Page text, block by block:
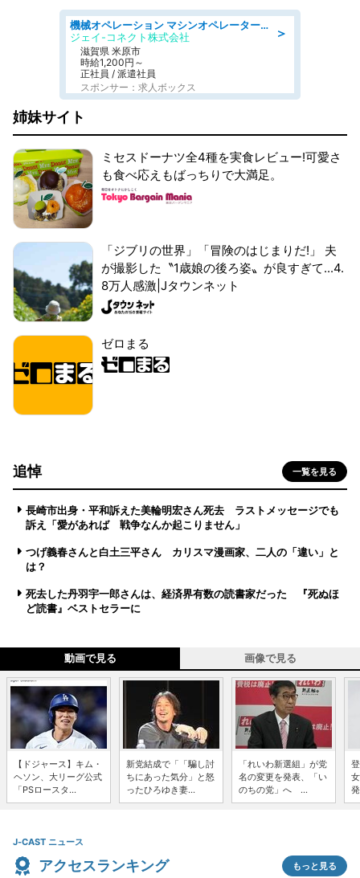
＞
機械オペレーション マシンオペレーター/皆勤手当有/未経験可
ジェイ-コネクト株式会社
滋賀県 米原市
時給1,200円～
正社員 / 派遣社員
スポンサー：求人ボックス
姉妹サイト
ミセスドーナツ全4種を実食レビュー!可愛さ
も食べ応えもばっちりで大満足。
「ジブリの世界」「冒険のはじまりだ!」 夫
が撮影した〝1歳娘の後ろ姿〟が良すぎて...4.
8万人感激|Jタウンネット
ゼロまる
追悼 一覧を見る
長崎市出身・平和訴えた美輪明宏さん死去 ラストメッセージでも
訴え「愛があれば 戦争なんか起こりません」
つげ義春さんと白土三平さん カリスマ漫画家、二人の「違い」と
は？
死去した丹羽宇一郎さんは、経済界有数の読書家だった 『死ぬほ
ど読書』ベストセラーに
動画で見る 画像で見る
【ドジャース】キム・
ヘソン、大リーグ公式
「PSロースタ...
新党結成で「「騙し討
ちにあった気分」と怒
ったひろゆき妻...
「れいわ新選組」が党
名の変更を発表、「い
のちの党」へ ...
J-CAST ニュース
アクセスランキング もっと見る